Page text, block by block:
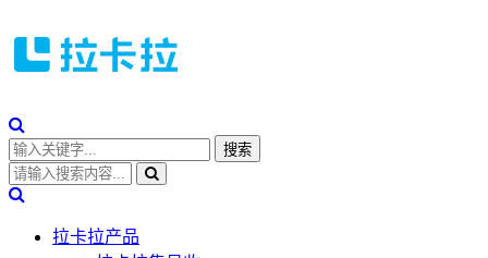
拉卡拉产品